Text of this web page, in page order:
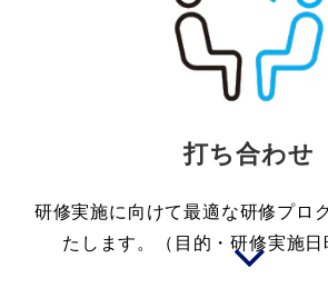
打ち合わせ
研修実施に向けて最適な研修プロ
たします。（目的・研修実施日